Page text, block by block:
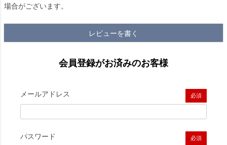
場合がございます。
レビューを書く
会員登録がお済みのお客様
メールアドレス
(必須)
パスワード